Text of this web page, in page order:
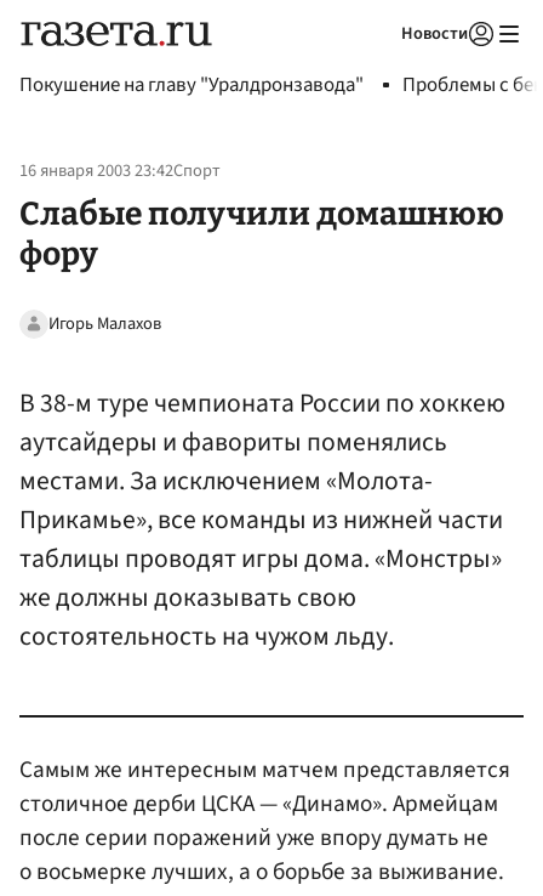
Новости
Покушение на главу "Уралдронзавода" Проблемы с
16 января 2003 23:42Спорт
Слабые получили домашнюю
фору
Игорь Малахов
В 38-м туре чемпионата России по хоккею
аутсайдеры и фавориты поменялись
местами. За исключением «Молота-
Прикамье», все команды из нижней части
таблицы проводят игры дома. «Монстры»
же должны доказывать свою
состоятельность на чужом льду.
Самым же интересным матчем представляется
столичное дерби ЦСКА — «Динамо». Армейцам
после серии поражений уже впору думать не
о восьмерке лучших, а о борьбе за выживание.